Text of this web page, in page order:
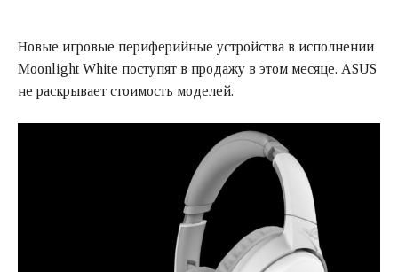
Новые игровые периферийные устройства в исполнении
Moonlight White поступят в продажу в этом месяце. ASUS
не раскрывает стоимость моделей.